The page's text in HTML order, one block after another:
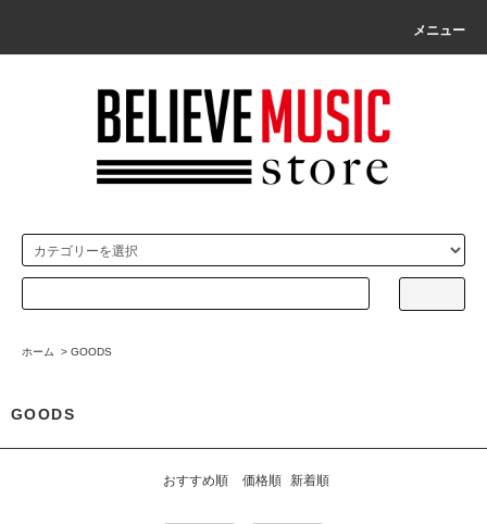
メニュー
ホーム > GOODS
GOODS
おすすめ順 価格順 新着順